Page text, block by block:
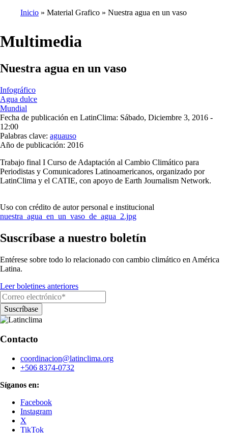
de
Inicio Material Grafico Nuestra agua en un vaso
Multimedia
Nuestra agua en un vaso
Infográfico
Agua dulce
Mundial
Fecha de publicación en LatinClima: Sábado, Diciembre 3, 2016 -
12:00
Palabras clave: aguauso
Año de publicación: 2016
Trabajo final I Curso de Adaptación al Cambio Climático para
Periodistas y Comunicadores Latinoamericanos, organizado por
LatinClima y el CATIE, con apoyo de Earth Journalism Network.
Uso con crédito de autor personal e institucional
nuestra_agua_en_un_vaso_de_agua_2.jpg
Suscríbase a nuestro boletín
Entérese sobre todo lo relacionado con cambio climático en América
Latina.
Leer boletines anteriores
Contacto
coordinacion@latinclima.org
+506 8374-0732
Síganos en:
Facebook
Instagram
X
TikTok